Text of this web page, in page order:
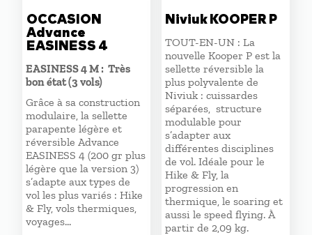
OCCASION
Advance
EASINESS 4
EASINESS 4 M : Très
bon état (3 vols)
Grâce à sa construction
modulaire, la sellette
parapente légère et
réversible Advance
EASINESS 4 (200 gr plus
légère que la version 3)
s’adapte aux types de
vol les plus variés : Hike
& Fly, vols thermiques,
voyages…
Niviuk KOOPER P
TOUT-EN-UN : La
nouvelle Kooper P est la
sellette réversible la
plus polyvalente de
Niviuk : cuissardes
séparées, structure
modulable pour
s’adapter aux
différentes disciplines
de vol. Idéale pour le
Hike & Fly, la
progression en
thermique, le soaring et
aussi le speed flying. À
partir de 2,09 kg.